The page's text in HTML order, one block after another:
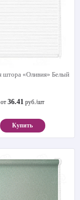
Рулонная штора «Оливия» Белый
от 36.41 руб./шт
Купить